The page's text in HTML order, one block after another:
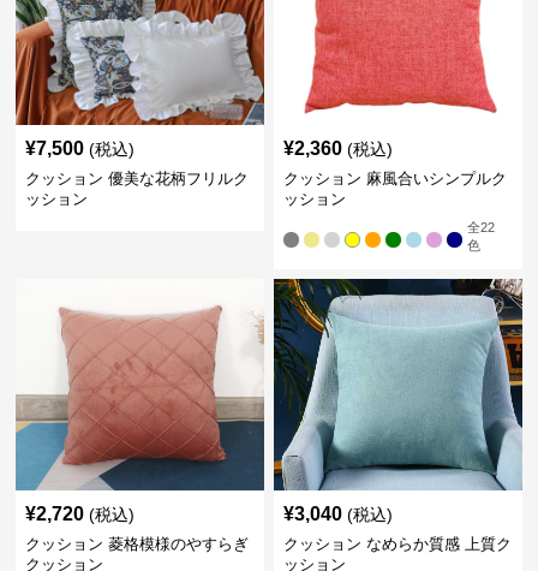
¥7,500 (税込)
クッション 優美な花柄フリルク
ッション
¥2,360 (税込)
クッション 麻風合いシンプルク
ッション
全22
色
¥2,720 (税込)
クッション 菱格模様のやすらぎ
クッション
¥3,040 (税込)
クッション なめらか質感 上質ク
ッション